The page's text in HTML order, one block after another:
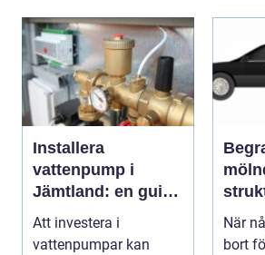
Installera
vattenpump i
Jämtland: en guide
till hållbara och
effektiva lösningar
Att investera i
vattenpumpar kan
mölndal
tid
När
bort